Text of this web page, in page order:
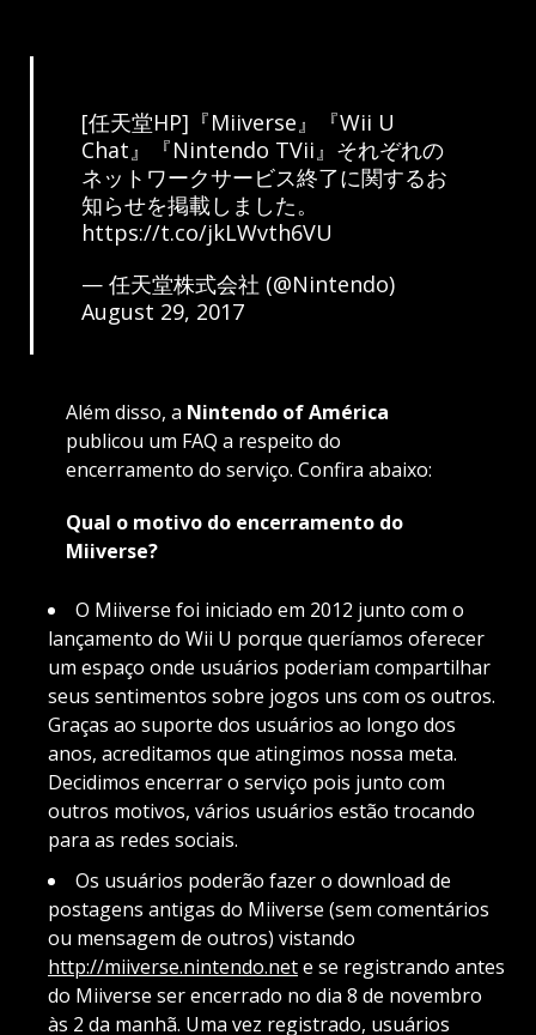
[任天堂HP]『Miiverse』『Wii U
Chat』『Nintendo TVii』それぞれの
ネットワークサービス終了に関するお
知らせを掲載しました。
https://t.co/jkLWvth6VU
— 任天堂株式会社 (@Nintendo)
August 29, 2017
Além disso, a Nintendo of América
publicou um FAQ a respeito do
encerramento do serviço. Confira abaixo:
Qual o motivo do encerramento do
Miiverse?
O Miiverse foi iniciado em 2012 junto com o
lançamento do Wii U porque queríamos oferecer
um espaço onde usuários poderiam compartilhar
seus sentimentos sobre jogos uns com os outros.
Graças ao suporte dos usuários ao longo dos
anos, acreditamos que atingimos nossa meta.
Decidimos encerrar o serviço pois junto com
outros motivos, vários usuários estão trocando
para as redes sociais.
Os usuários poderão fazer o download de
postagens antigas do Miiverse (sem comentários
ou mensagem de outros) vistando
http://miiverse.nintendo.nete se registrando antes
do Miiverse ser encerrado no dia 8 de novembro
às 2 da manhã. Uma vez registrado, usuários